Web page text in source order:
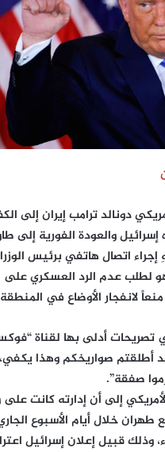
دونالد ترامب إيران إلى
إسرائيل والعودة الفورية إلى
اتصال هاتفي برئيس
لطلب عدم الرد العسكري
منعاً لانفجار الأوضاع في
تصريحات أدلى بها لقناة
أطلقتم صواريخكم وهذا
صفقة”.
إلى أن إدارته كانت
طهران خلال أيام الأسبوع
وذلك قبيل إعلان إسرائيل